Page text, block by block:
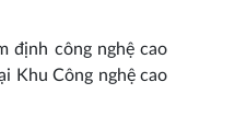
định công nghệ cao
Khu Công nghệ cao